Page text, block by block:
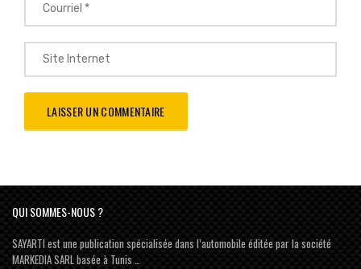
QUI SOMMES-NOUS ?
SAYARTI est une publication spécialisée dans l’automobile éditée par la société
MARKEDIA SARL basée à Tunis …